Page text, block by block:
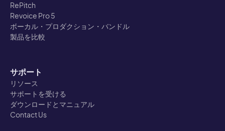
RePitch
Revoice Pro 5
ボーカル・プロダクション・バンドル
製品を比較
サポート
リソース
サポートを受ける
ダウンロードとマニュアル
Contact Us